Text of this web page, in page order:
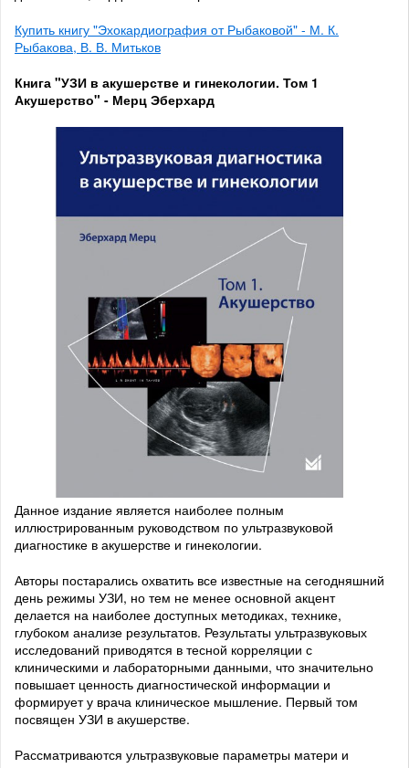
Купить книгу "Эхокардиография от Рыбаковой" - М. К.
Рыбакова, В. В. Митьков
Книга "УЗИ в акушерстве и гинекологии. Том 1
Акушерство" - Мерц Эберхард
Данное издание является наиболее полным
иллюстрированным руководством по ультразвуковой
диагностике в акушерстве и гинекологии.
Авторы постарались охватить все известные на сегодняшний
день режимы УЗИ, но тем не менее основной акцент
делается на наиболее доступных методиках, технике,
глубоком анализе результатов. Результаты ультразвуковых
исследований приводятся в тесной корреляции с
клиническими и лабораторными данными, что значительно
повышает ценность диагностической информации и
формирует у врача клиническое мышление. Первый том
посвящен УЗИ в акушерстве.
Рассматриваются ультразвуковые параметры матери и